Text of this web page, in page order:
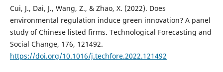
Cui, J., Dai, J., Wang, Z., & Zhao, X. (2022). Does
environmental regulation induce green innovation? A panel
study of Chinese listed firms. Technological Forecasting and
Social Change, 176, 121492.
https://doi.org/10.1016/j.techfore.2022.121492